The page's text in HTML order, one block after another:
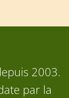
par la